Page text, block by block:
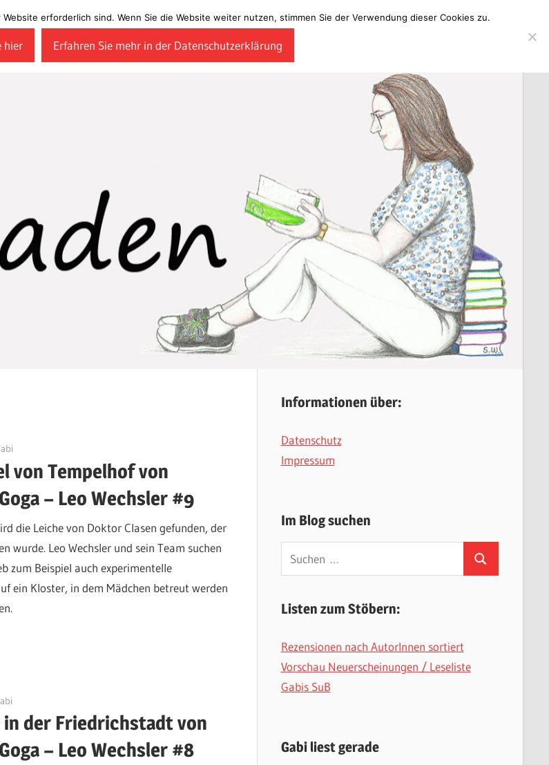
von Tempelhof von
– Leo Wechsler #9
die Leiche von Doktor Clasen gefunden, der
wurde. Leo Wechsler und sein Team suchen
zum Beispiel auch experimentelle
ein Kloster, in dem Mädchen betreut werden
der Friedrichstadt von
– Leo Wechsler #8
Informationen über:
Datenschutz
Impressum
Im Blog suchen
Suchen
nach:
Suchen
Listen zum Stöbern:
Rezensionen nach AutorInnen sortiert
Vorschau Neuerscheinungen / Leseliste
Gabis SuB
Gabi liest gerade
erforderlich sind. Wenn Sie die Website weiter nutzen, stimmen Sie der Verwendung dieser Cookies zu.
hier Erfahren Sie mehr in der Datenschutzerklärung